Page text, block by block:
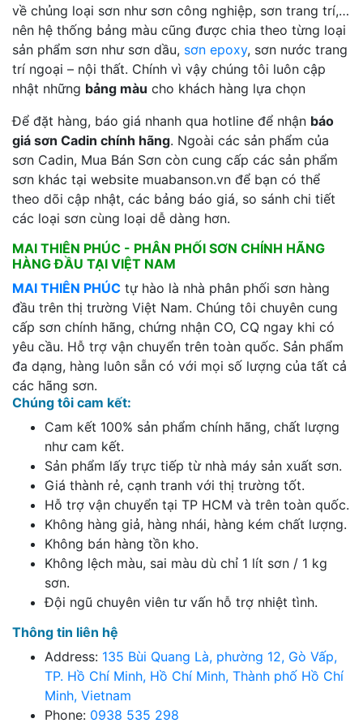
về chủng loại sơn như sơn công nghiệp, sơn trang trí,…
nên hệ thống bảng màu cũng được chia theo từng loại
sản phẩm sơn như sơn dầu, sơn epoxy, sơn nước trang
trí ngoại – nội thất. Chính vì vậy chúng tôi luôn cập
nhật những bảng màu cho khách hàng lựa chọn
Để đặt hàng, báo giá nhanh qua hotline để nhận báo
giá sơn Cadin chính hãng. Ngoài các sản phẩm của
sơn Cadin, Mua Bán Sơn còn cung cấp các sản phẩm
sơn khác tại website muabanson.vn để bạn có thể
theo dõi cập nhật, các bảng báo giá, so sánh chi tiết
các loại sơn cùng loại dễ dàng hơn.
MAI THIÊN PHÚC - PHÂN PHỐI SƠN CHÍNH HÃNG
HÀNG ĐẦU TẠI VIỆT NAM
MAI THIÊN PHÚC tự hào là nhà phân phối sơn hàng
đầu trên thị trường Việt Nam. Chúng tôi chuyên cung
cấp sơn chính hãng, chứng nhận CO, CQ ngay khi có
yêu cầu. Hỗ trợ vận chuyển trên toàn quốc. Sản phẩm
đa dạng, hàng luôn sẵn có với mọi số lượng của tất cả
các hãng sơn.
Chúng tôi cam kết:
Cam kết 100% sản phẩm chính hãng, chất lượng
như cam kết.
Sản phẩm lấy trực tiếp từ nhà máy sản xuất sơn.
Giá thành rẻ, cạnh tranh với thị trường tốt.
Hỗ trợ vận chuyển tại TP HCM và trên toàn quốc.
Không hàng giả, hàng nhái, hàng kém chất lượng.
Không bán hàng tồn kho.
Không lệch màu, sai màu dù chỉ 1 lít sơn / 1 kg
sơn.
Đội ngũ chuyên viên tư vấn hỗ trợ nhiệt tình.
Thông tin liên hệ
Address: 135 Bùi Quang Là, phường 12, Gò Vấp,
TP. Hồ Chí Minh, Hồ Chí Minh, Thành phố Hồ Chí
Minh, Vietnam
Phone: 0938 535 298